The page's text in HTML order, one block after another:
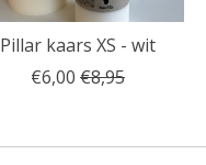
Pillar kaars XS - wit
€6,00 €8,95